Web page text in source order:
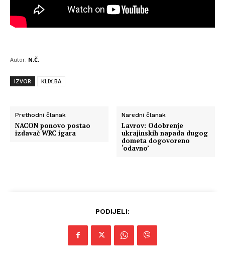
Autor: N.Č.
IZVOR KLIX.BA
Prethodni članak
NACON ponovo postao
izdavač WRC igara
Naredni članak
Lavrov: Odobrenje
ukrajinskih napada dugog
dometa dogovoreno
‘odavno’
PODIJELI: